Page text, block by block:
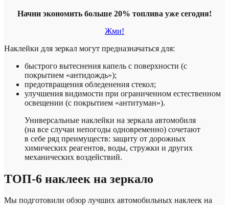
Начни экономить больше 20% топлива уже сегодня!
Жми!
Наклейки для зеркал могут предназначаться для:
быстрого вытеснения капель с поверхности (с
покрытием «антидождь»);
предотвращения обледенения стекол;
улучшения видимости при ограниченном естественном
освещении (с покрытием «антитуман»).
Универсальные наклейки на зеркала автомобиля
(на все случаи непогоды одновременно) сочетают
в себе ряд преимуществ: защиту от дорожных
химических реагентов, воды, стружки и других
механических воздействий.
ТОП-6 наклеек на зеркало
Мы подготовили обзор лучших автомобильных наклеек на